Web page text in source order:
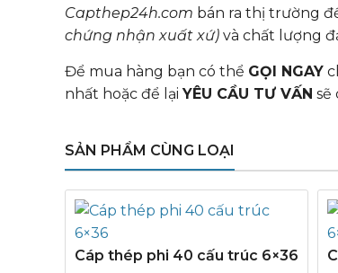
Capthep24h.com bán ra thị trường
chứng nhận xuất xứ) và chất lượng
Để mua hàng bạn có thể GỌI NGAY
nhất hoặc để lại YÊU CẦU TƯ VẤN sẽ
SẢN PHẨM CÙNG LOẠI
Cáp thép phi 40 cấu trúc 6×36